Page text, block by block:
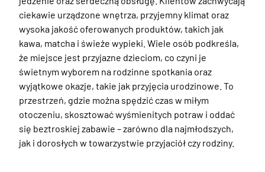
ciekawie urządzone wnętrza, przyjemny klimat oraz
wysoka jakość oferowanych produktów, takich jak
kawa, matcha i świeże wypieki. Wiele osób podkreśla,
że miejsce jest przyjazne dzieciom, co czyni je
świetnym wyborem na rodzinne spotkania oraz
wyjątkowe okazje, takie jak przyjęcia urodzinowe. To
przestrzeń, gdzie można spędzić czas w miłym
otoczeniu, skosztować wyśmienitych potraw i oddać
się beztroskiej zabawie – zarówno dla najmłodszych,
jak i dorosłych w towarzystwie przyjaciół czy rodziny.